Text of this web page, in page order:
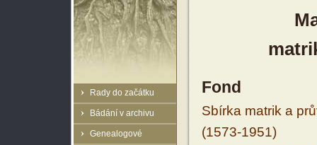
Rady do začátku
Bádání v archivu
Genealogové
Fond
Sbírka matrik a
(1573-1951)